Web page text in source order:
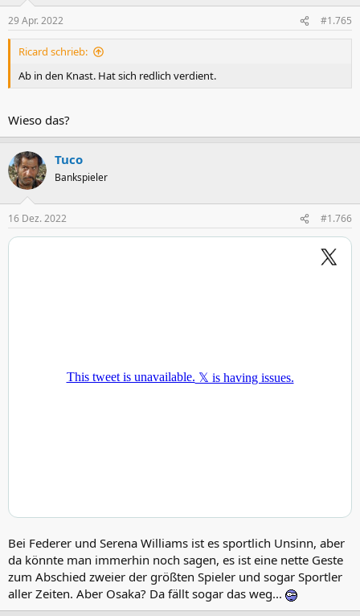
29 Apr. 2022 #1.765
Ricard schrieb:
Ab in den Knast. Hat sich redlich verdient.
Wieso das?
Tuco
Bankspieler
16 Dez. 2022 #1.766
Bei Federer und Serena Williams ist es sportlich Unsinn, aber
da könnte man immerhin noch sagen, es ist eine nette Geste
zum Abschied zweier der größten Spieler und sogar Sportler
aller Zeiten. Aber Osaka? Da fällt sogar das weg...